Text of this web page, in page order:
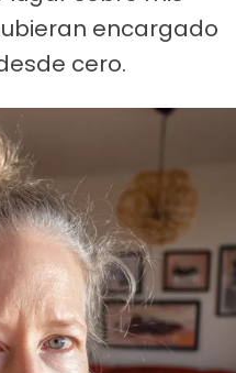
encargado
cero.